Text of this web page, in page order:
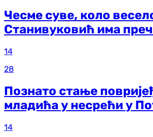
Чесме суве, коло
Станивуковић има
14
28
Познато стање
младића у несрећи у
14